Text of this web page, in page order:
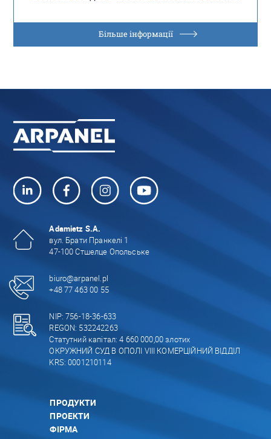
Більше інформації
Adamietz S.A.
вул. Брати Пранкелі 1
47-100 Стшелце Опольське
biuro@arpanel.pl
+48 77 463 00 55
NIP: 756-18-36-633
REGON: 532242263
Статутний капітал: 4 660 000,00 злотих
ОКРУЖНИЙ СУД В ОПОЛІ VIII КОМЕРЦІЙНИЙ ВІДДІЛ
KRS: 0001210114
ПРОДУКТИ
ПРОЕКТИ
ФІРМА